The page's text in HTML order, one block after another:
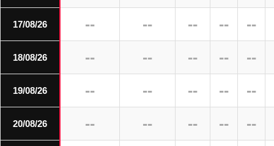
17/08/26 -- -- -- -- --
18/08/26 -- -- -- -- --
19/08/26 -- -- -- -- --
20/08/26 -- -- -- -- --